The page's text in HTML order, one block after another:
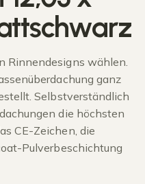
Rinnendesigns wählen.
ganz
Selbstverständlich
die höchsten
CE-Zeichen, die
Pulverbeschichtung